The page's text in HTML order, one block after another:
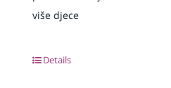
više djece
Details